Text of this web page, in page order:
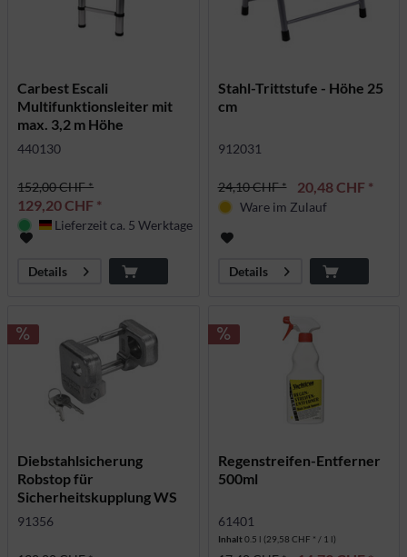
Carbest Escali
Multifunktionsleiter mit
max. 3,2 m Höhe
440130
152,00 CHF *
129,20 CHF *
Deutschland
Lieferzeit ca. 5 Werktage
Details
Stahl-Trittstufe - Höhe 25
cm
912031
24,10 CHF * 20,48 CHF *
Ware im Zulauf
Details
Diebstahlsicherung
Robstop für
Sicherheitskupplung WS
3000
91356
Regenstreifen-Entferner
500ml
61401
Inhalt0.5 l (29,58 CHF * / 1 l)